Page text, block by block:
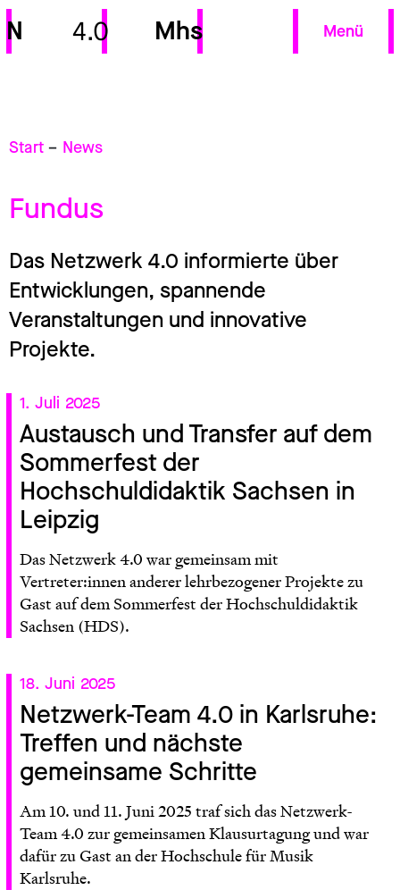
N 4.0 Mhs Menü
Start – News
Fundus
Das Netzwerk 4.0 informierte über
Entwicklungen, spannende
Veranstaltungen und innovative
Projekte.
1. Juli 2025
Austausch und Transfer auf dem
Sommerfest der
Hochschuldidaktik Sachsen in
Leipzig
Das Netzwerk 4.0 war gemeinsam mit
Vertreter:innen anderer lehrbezogener Projekte zu
Gast auf dem Sommerfest der Hochschuldidaktik
Sachsen (HDS).
18. Juni 2025
Netzwerk-Team 4.0 in Karlsruhe:
Treffen und nächste
gemeinsame Schritte
Am 10. und 11. Juni 2025 traf sich das Netzwerk-
Team 4.0 zur gemeinsamen Klausurtagung und war
dafür zu Gast an der Hochschule für Musik
Karlsruhe.